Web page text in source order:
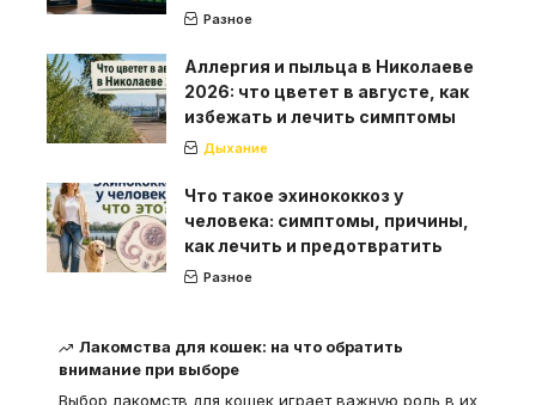
Разное
Аллергия и пыльца в Николаеве
2026: что цветет в августе, как
избежать и лечить симптомы
Дыхание
Что такое эхинококкоз у
человека: симптомы, причины,
как лечить и предотвратить
Разное
Лакомства для кошек: на что обратить
внимание при выборе
Выбор лакомств для кошек играет важную роль в их